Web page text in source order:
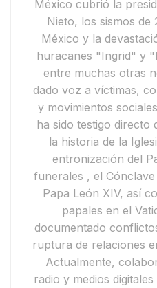
México cubrió la
Nieto, los sismos de
México y la
huracanes "Ingrid" y
entre muchas otras
dado voz a víctimas,
y movimientos
ha sido testigo directo
la historia de la
entronización del
funerales , el
Papa León XIV, así
papales en el
documentado
ruptura de relaciones
Actualmente,
radio y medios